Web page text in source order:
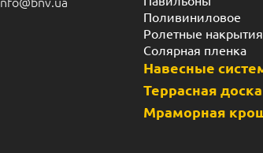
Поливиниловое
Ролетные накрытия
Солярная пленка
Навесные
Террасная доска
Мраморная